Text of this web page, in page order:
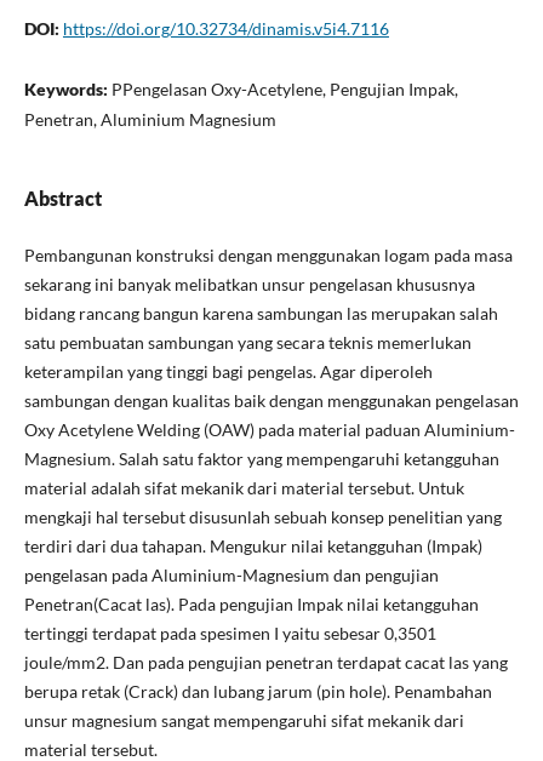
DOI: https://doi.org/10.32734/dinamis.v5i4.7116
Keywords: PPengelasan Oxy-Acetylene, Pengujian Impak,
Penetran, Aluminium Magnesium
Abstract
Pembangunan konstruksi dengan menggunakan logam pada masa
sekarang ini banyak melibatkan unsur pengelasan khususnya
bidang rancang bangun karena sambungan las merupakan salah
satu pembuatan sambungan yang secara teknis memerlukan
keterampilan yang tinggi bagi pengelas. Agar diperoleh
sambungan dengan kualitas baik dengan menggunakan pengelasan
Oxy Acetylene Welding (OAW) pada material paduan Aluminium-
Magnesium. Salah satu faktor yang mempengaruhi ketangguhan
material adalah sifat mekanik dari material tersebut. Untuk
mengkaji hal tersebut disusunlah sebuah konsep penelitian yang
terdiri dari dua tahapan. Mengukur nilai ketangguhan (Impak)
pengelasan pada Aluminium-Magnesium dan pengujian
Penetran(Cacat las). Pada pengujian Impak nilai ketangguhan
tertinggi terdapat pada spesimen I yaitu sebesar 0,3501
joule/mm2. Dan pada pengujian penetran terdapat cacat las yang
berupa retak (Crack) dan lubang jarum (pin hole). Penambahan
unsur magnesium sangat mempengaruhi sifat mekanik dari
material tersebut.